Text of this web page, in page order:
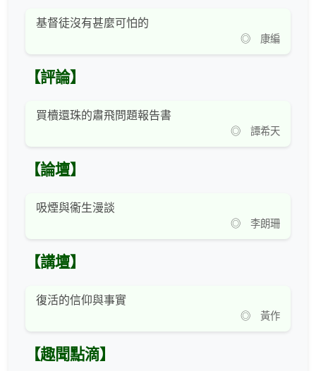
基督徒沒有甚麼可怕的
◎ 康編
【評論】
買櫝還珠的肅飛問題報告書
◎ 譚希天
【論壇】
吸煙與衞生漫談
◎ 李朗珊
【講壇】
復活的信仰與事實
◎ 黃作
【趣聞點滴】